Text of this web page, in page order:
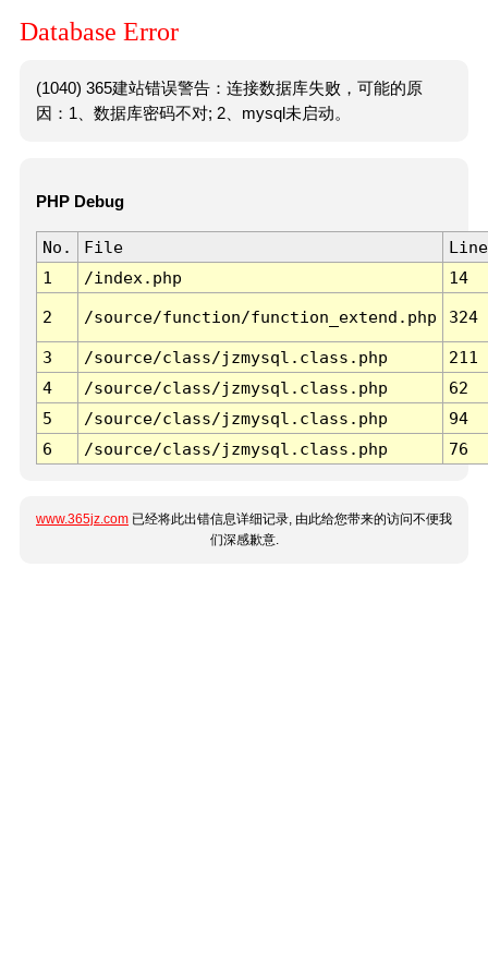
Database Error
(1040) 365建站错误警告：连接数据库失败，可能的原
因：1、数据库密码不对; 2、mysql未启动。
PHP Debug
No. File
Line
1
/index.php 14
2 /source/function/function_extend.php 324
3 /source/class/jzmysql.class.php
211
4
/source/class/jzmysql.class.php
62
5
/source/class/jzmysql.class.php
94
6
/source/class/jzmysql.class.php 76
www.365jz.com 已经将此出错信息详细记录, 由此给您带来的访问不便我
们深感歉意.